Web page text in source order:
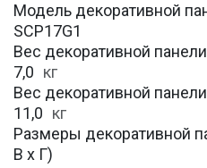
Модель декоративной
SCP17G1
Вес декоративной
7,0 кг
Вес декоративной
11,0 кг
Размеры декоративной
В х Г)